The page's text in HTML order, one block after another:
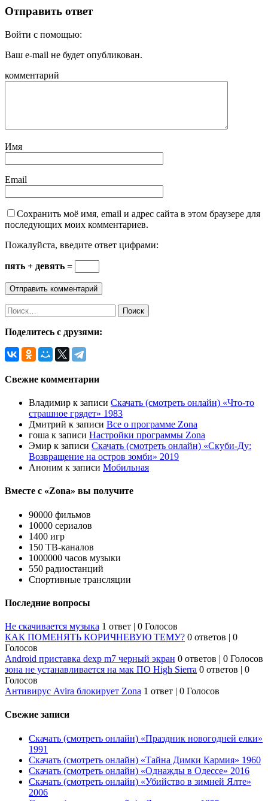
Отправить ответ
Войти с помощью:
Ваш e-mail не будет опубликован.
комментарий
Имя
Email
Сохранить моё имя, email и адрес сайта в этом браузере для
последующих моих комментариев.
Пожалуйста, введите ответ цифрами:
пять + девять =
Найти:
Поделитесь с друзями:
Свежие комментарии
Владимир к записи Скачать (смотреть онлайн) «Что-то
страшное грядет» 1983
Дмитрий к записи Все о программе Zona
гоша к записи Настройки программы Zona
Эмир к записи Скачать (смотреть онлайн) «Скуби-Ду:
Возвращение на остров зомби» 2019
Аноним к записи Мобильная
Вместе с «Zona» вы получите
90000 фильмов
10000 сериалов
1400 игр
150 ТВ-каналов
1000000 часов музыки
550 радиостанций
Спортивные трансляции
Последние вопросы
Не скачивается музыка 1 ответ | 0 Голосов
КАК ПОМЕНЯТЬ КОРИЧНЕВУЮ ТЕМУ? 0 ответов | 0
Голосов
Android приставка dexp m7 черный экран 0 ответов | 0 Голосов
зона не устанавливается на мак ПО High Sierra 0 ответов | 0
Голосов
Антивирус Avira блокирует Zona 1 ответ | 0 Голосов
Свежие записи
Скачать (смотреть онлайн) «Праздник новогодней елки»
1991
Скачать (смотреть онлайн) «Тайна Димки Кармия» 1960
Скачать (смотреть онлайн) «Однажды в Одессе» 2016
Скачать (смотреть онлайн) «Убийство в зимней Ялте»
2006